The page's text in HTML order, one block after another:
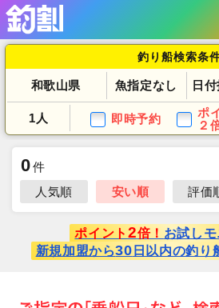
釣り船検索条
和歌山県 魚指定なし 日
1人 即時予約
ポ
２
0件
人気順
安い順 評価
ポイント 2倍！ お試しモ
新規加盟から30 日以内の釣り